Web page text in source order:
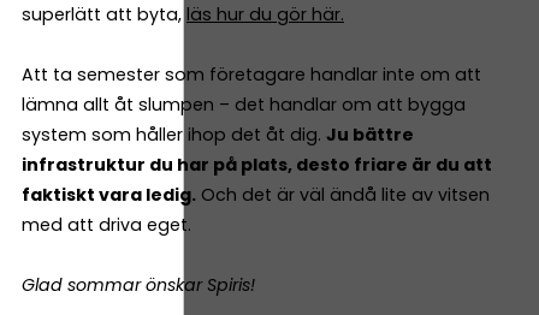
superlätt att byta, läs hur du gör här.
Att ta semester som företagare handlar inte om att
lämna allt åt slumpen – det handlar om att bygga
system som håller ihop det åt dig. Ju bättre
infrastruktur du har på plats, desto friare är du att
faktiskt vara ledig. Och det är väl ändå lite av vitsen
med att driva eget.
Glad sommar önskar Spiris!